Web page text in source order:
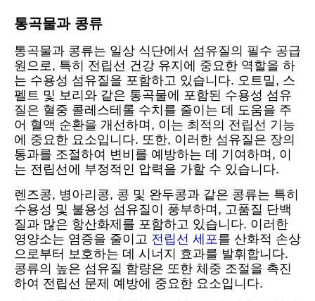
통곡물과 콩류
통곡물과 콩류는 일상 식단에서 섬유질의 필수 공급
원으로, 특히 전립선 건강 유지에 중요한 역할을 하
는 수용성 섬유질을 포함하고 있습니다. 오트밀, 스
펠트 및 보리와 같은 통곡물에 포함된 수용성 섬유
질은 혈중 콜레스테롤 수치를 줄이는 데 도움을 주
어 혈액 순환을 개선하며, 이는 최적의 전립선 기능
에 중요한 요소입니다. 또한, 이러한 섬유질은 장의
통과를 조절하여 변비를 예방하는 데 기여하며, 이
는 전립선에 부정적인 압력을 가할 수 있습니다.
렌즈콩, 병아리콩, 콩 및 완두콩과 같은 콩류는 특히
수용성 및 불용성 섬유질이 풍부하며, 고품질 단백
질과 많은 항산화제를 포함하고 있습니다. 이러한
영양소는 염증을 줄이고 전립선 세포를 산화적 손상
으로부터 보호하는 데 시너지 효과를 발휘합니다.
콩류의 높은 섬유질 함량은 또한 체중 조절을 촉진
하여 전립선 문제 예방에 중요한 요소입니다.